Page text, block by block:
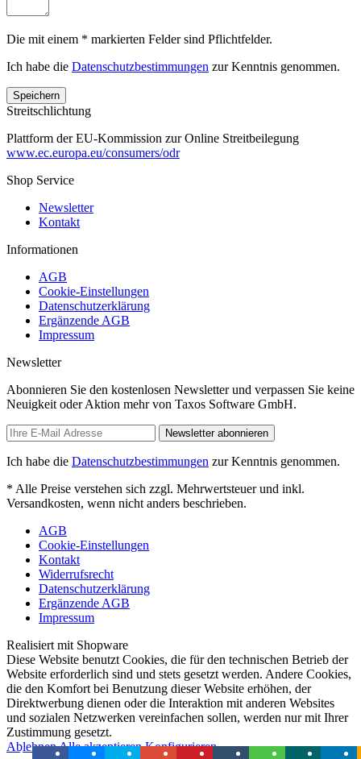
Die mit einem * markierten Felder sind Pflichtfelder.
Ich habe die Datenschutzbestimmungen zur Kenntnis genommen.
Streitschlichtung
Plattform der EU-Kommission zur Online Streitbeilegung
www.ec.europa.eu/consumers/odr
Shop Service
Newsletter
Kontakt
Informationen
AGB
Cookie-Einstellungen
Datenschutzerklärung
Ergänzende AGB
Impressum
Newsletter
Abonnieren Sie den kostenlosen Newsletter und verpassen Sie keine
Neuigkeit oder Aktion mehr von Taxos Software GmbH.
Newsletter abonnieren
Ich habe die Datenschutzbestimmungen zur Kenntnis genommen.
* Alle Preise verstehen sich zzgl. Mehrwertsteuer und inkl.
Versandkosten, wenn nicht anders beschrieben.
AGB
Cookie-Einstellungen
Kontakt
Widerrufsrecht
Datenschutzerklärung
Ergänzende AGB
Impressum
Realisiert mit Shopware
Diese Website benutzt Cookies, die für den technischen Betrieb der
Website erforderlich sind und stets gesetzt werden. Andere Cookies,
die den Komfort bei Benutzung dieser Website erhöhen, der
Direktwerbung dienen oder die Interaktion mit anderen Websites
und sozialen Netzwerken vereinfachen sollen, werden nur mit Ihrer
Zustimmung gesetzt.
AblehnenAlle akzeptierenKonfigurieren